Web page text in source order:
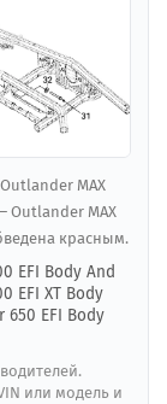
MAX
Outlander MAX
красным.
EFI Body And
EFI XT Body
650 EFI Body
или модель и